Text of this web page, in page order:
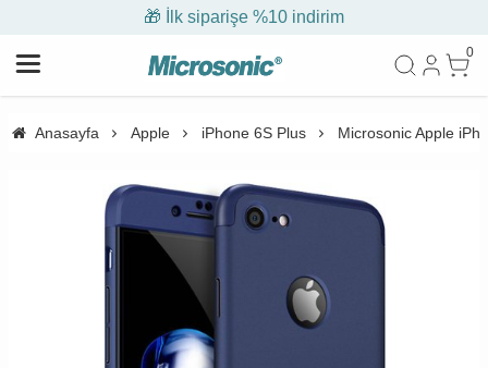
🎁 İlk siparişe %10 indirim
0
Anasayfa Apple iPhone 6S Plus Microsonic Apple